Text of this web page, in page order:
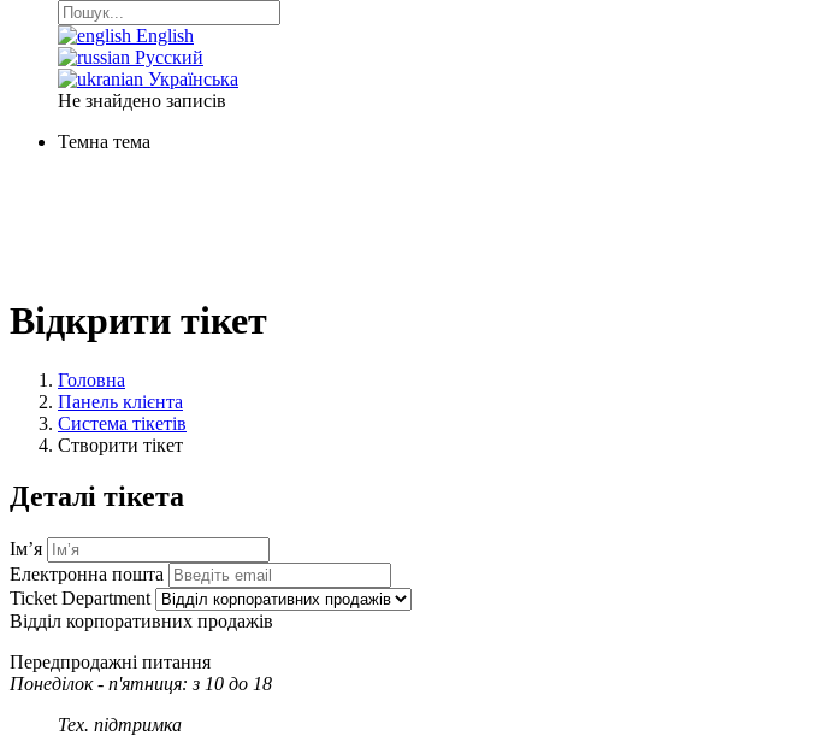
English
Русский
Українська
Не знайдено записів
Темна тема
Відкрити тікет
Головна
Панель клієнта
Система тікетів
Створити тікет
Деталі тікета
Ім’я
Електронна пошта
Ticket Department
Відділ корпоративних продажів
Передпродажні питання
Понеділок - п'ятниця: з 10 до 18
Тех. підтримка